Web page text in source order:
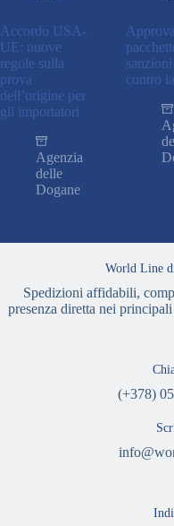
Accordo USA-
UE: nuove
regole sulla
prova
dell’origine per
gli importatori
Agenzia
delle
Dogane
contro
World Line
Spedizioni affidabili,
presenza diretta nei
(+378)